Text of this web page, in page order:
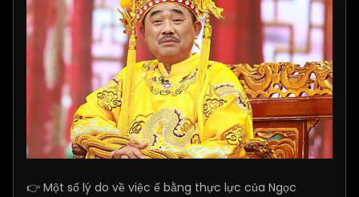
👉 Một số lý do về việc ế bằng thực lực của Ngọc